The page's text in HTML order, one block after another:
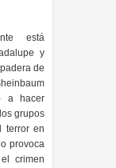
está
y
de
a hacer
grupos
terror en
provoca
crimen